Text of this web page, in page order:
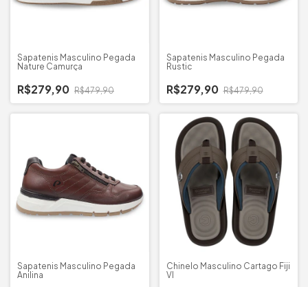
Sapatenis Masculino Pegada
Nature Camurça
R$279,90 R$479,90
Sapatenis Masculino Pegada
Rustic
R$279,90 R$479,90
Sapatenis Masculino Pegada
Anilina
Chinelo Masculino Cartago Fiji
VI